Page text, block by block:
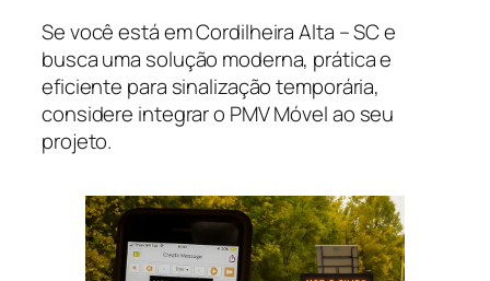
Se você está em Cordilheira Alta – SC e
busca uma solução moderna, prática e
eficiente para sinalização temporária,
considere integrar o PMV Móvel ao seu
projeto.